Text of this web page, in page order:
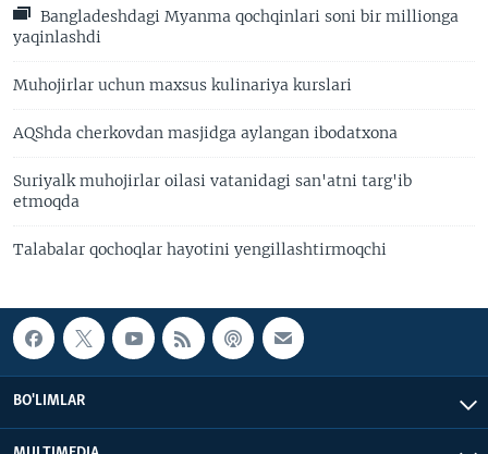
Bangladeshdagi Myanma qochqinlari soni bir millionga
yaqinlashdi
Muhojirlar uchun maxsus kulinariya kurslari
AQShda cherkovdan masjidga aylangan ibodatxona
Suriyalk muhojirlar oilasi vatanidagi san'atni targ'ib
etmoqda
Talabalar qochoqlar hayotini yengillashtirmoqchi
BO'LIMLAR